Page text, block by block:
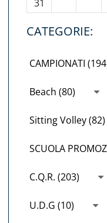
31
CATEGORIE:
CAMPIONATI
Beach (80)
Sitting Volley (82)
SCUOLA
C.Q.R. (203)
U.D.G (10)